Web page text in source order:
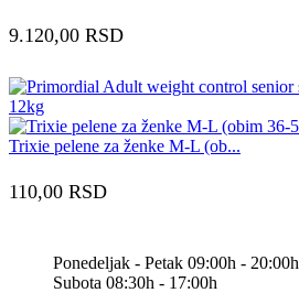
9.120,00 RSD
Trixie pelene za ženke M-L (ob...
110,00 RSD
Ponedeljak - Petak 09:00h - 20:00h
Subota 08:30h - 17:00h